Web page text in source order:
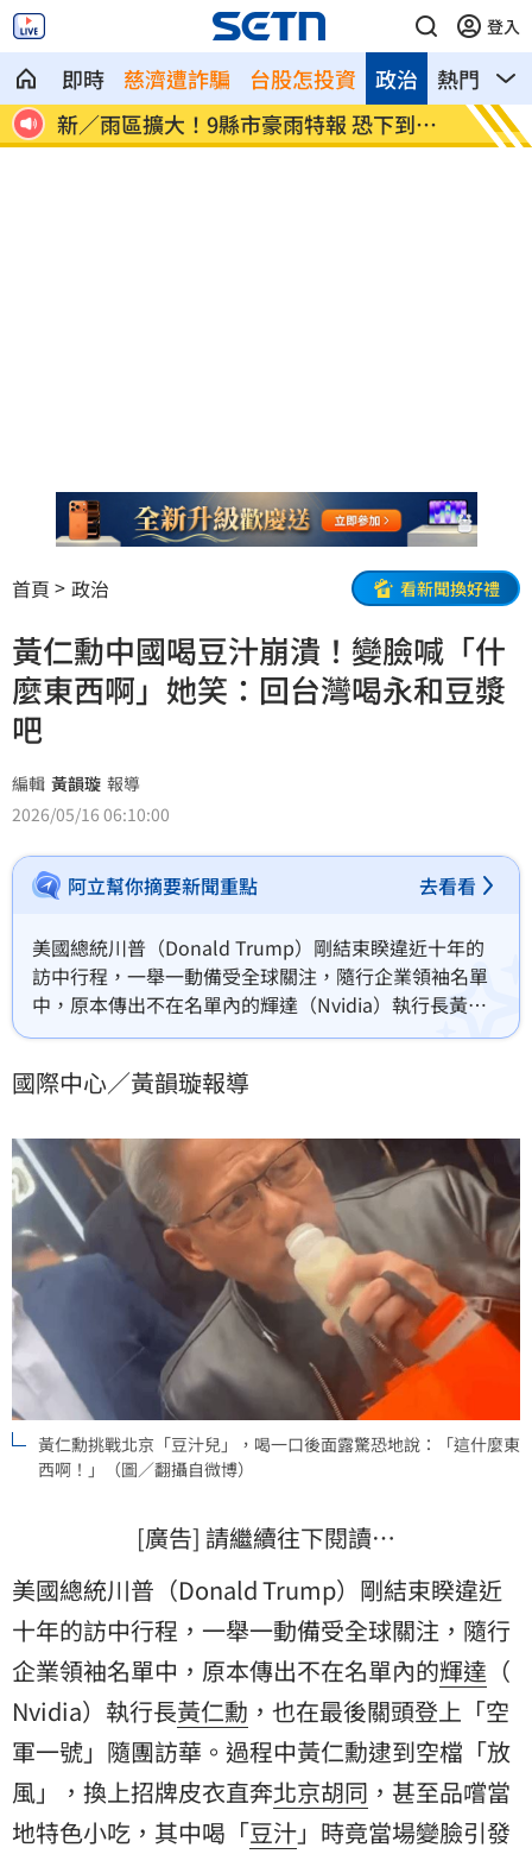
登入
即時 慈濟遭詐騙 台股怎投資 熱門 影
政治
明
打靶彈藏辦公室！副所長偷查情敵個資被
搜
新／
首頁 政治 看新聞換好禮
黃仁勳中國喝豆汁崩潰！變臉喊「什
麼東西啊」她笑：回台灣喝永和豆漿
吧
編輯 黃韻璇 報導
2026/05/16 06:10:00
阿立幫你摘要新聞重點 去看看
美國總統川普（Donald Trump）剛結束睽違近十年的
訪中行程，一舉一動備受全球關注，隨行企業領袖名單
中，原本傳出不在名單內的輝達（Nvidia）執行長黃仁
勳，也在最後關頭登上「空軍一號」隨團訪華。過程中
同，甚至品嚐當地特色小吃，其中喝「豆汁」時竟當場
和豆漿吧」。
國際中心／黃韻璇報導
黃仁勳挑戰北京「豆汁兒」，喝一口後面露驚恐地說：「這什麼東
西啊！」（圖／翻攝自微博）
[廣告] 請繼續往下閱讀…
美國總統川普（Donald Trump）剛結束睽違近
十年的訪中行程，一舉一動備受全球關注，隨行
企業領袖名單中，原本傳出不在名單內的輝達 （
Nvidia）執行長黃仁勳 ，也在最後關頭登上「空
軍一號」隨團訪華。過程中黃仁勳逮到空檔「放
風」，換上招牌皮衣直奔北京胡同 ，甚至品嚐當
地特色小吃，其中喝「豆汁」時竟當場變臉引發